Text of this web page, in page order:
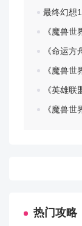
以控怪且可
筑霸体，控
进化5
最终幻想
《魔兽
《命运
《魔兽
《英雄
《魔兽
热门攻略